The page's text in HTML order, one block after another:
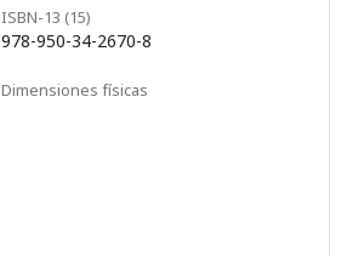
ISBN-13 (15)
978-950-34-2670-8
Dimensiones físicas